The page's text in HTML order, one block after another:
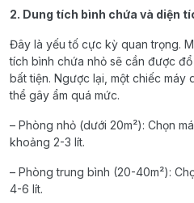
2. Dung tích bình chứa và diện
Đây là yếu tố cực kỳ quan trọng.
tích bình chứa nhỏ sẽ cần được
bất tiện. Ngược lại, một chiếc
thể gây ẩm quá mức.
– Phòng nhỏ (dưới 20m²): Chọn
khoảng 2-3 lít.
– Phòng trung bình (20-40m²):
4-6 lít.